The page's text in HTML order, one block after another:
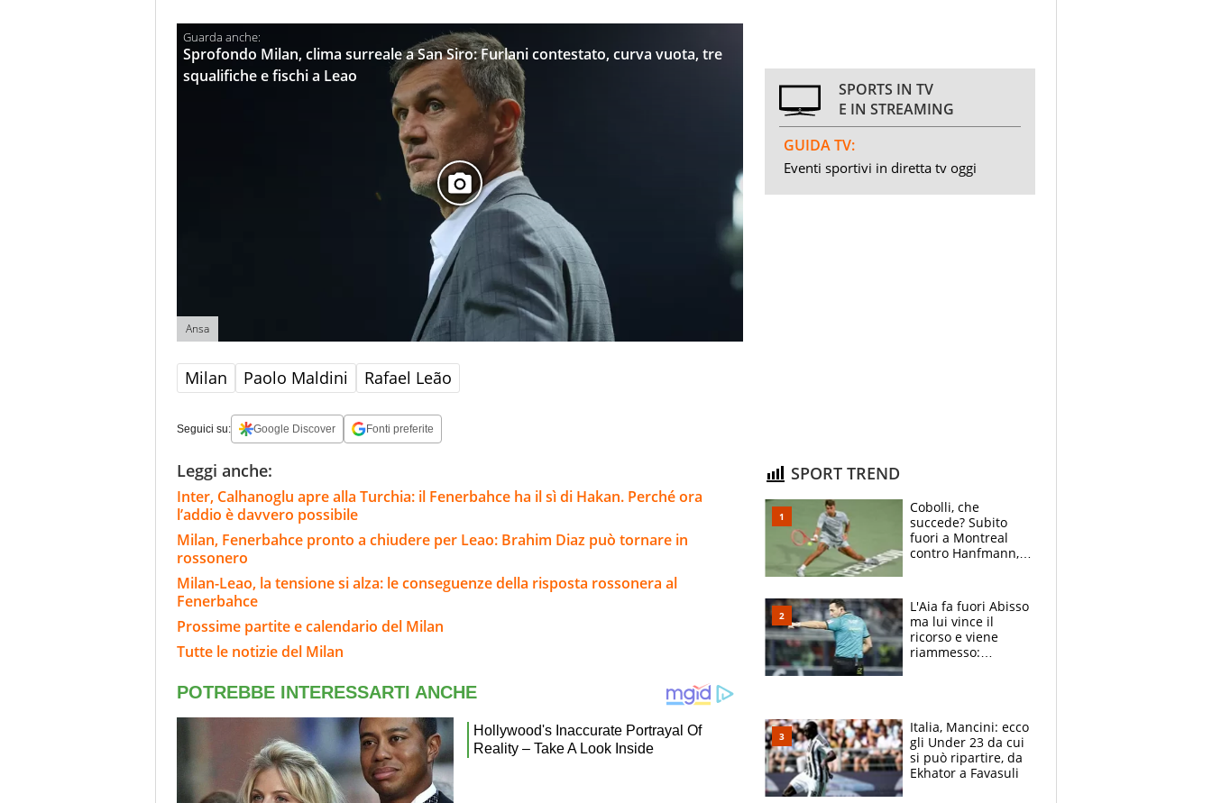
Sprofondo Milan, clima surreale a San Siro: Furlani contestato, curva vuota, tre
squalifiche e fischi a Leao
Ansa
Milan Paolo Maldini Rafael Leão
Seguici su: Google Discover Fonti preferite
Leggi anche:
Inter, Calhanoglu apre alla Turchia: il Fenerbahce ha il sì di Hakan. Perché ora
l’addio è davvero possibile
Milan, Fenerbahce pronto a chiudere per Leao: Brahim Diaz può tornare in
rossonero
Milan-Leao, la tensione si alza: le conseguenze della risposta rossonera al
Fenerbahce
Prossime partite e calendario del Milan
Tutte le notizie del Milan
SPORTS IN TV
E IN STREAMING
GUIDA TV:
Eventi sportivi in diretta tv oggi
SPORT TREND
Cobolli, che
succede? Subito
fuori a Montreal
contro Hanfmann,
L'Aia fa fuori Abisso
ma lui vince il
ricorso e viene
riammesso:
Italia, Mancini: ecco
gli Under 23 da cui
si può ripartire, da
Ekhator a Favasuli